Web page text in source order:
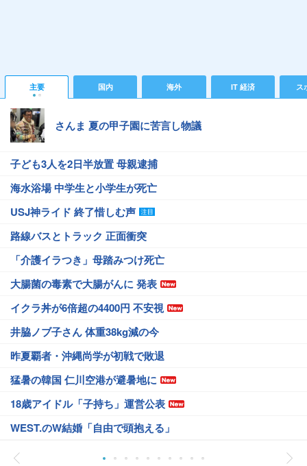
主要 国内 海外 IT 経済 ス
さんま 夏の甲子園に苦言し物議
子ども3人を2日半放置 母親逮捕
海水浴場 中学生と小学生が死亡
USJ神ライド 終了惜しむ声
路線バスとトラック 正面衝突
「介護イラつき」母踏みつけ死亡
大腸菌の毒素で大腸がんに 発表
イクラ丼が6倍超の4400円 不安視
井脇ノブ子さん 体重38kg減の今
昨夏覇者・沖縄尚学が初戦で敗退
猛暑の韓国 仁川空港が避暑地に
18歳アイドル「子持ち」運営公表
WEST.のW結婚「自由で頭抱える」